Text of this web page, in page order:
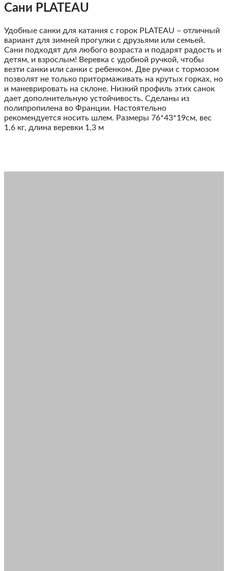
Сани PLATEAU
Удобные санки для катания с горок PLATEAU – отличный
вариант для зимней прогулки с друзьями или семьей.
Сани подходят для любого возраста и подарят радость и
детям, и взрослым! Веревка с удобной ручкой, чтобы
везти санки или санки с ребенком. Две ручки с тормозом
позволят не только притормаживать на крутых горках, но
и маневрировать на склоне. Низкий профиль этих санок
дает дополнительную устойчивость. Сделаны из
полипропилена во Франции. Настоятельно
рекомендуется носить шлем. Размеры 76*43*19см, вес
1,6 кг, длина веревки 1,3 м